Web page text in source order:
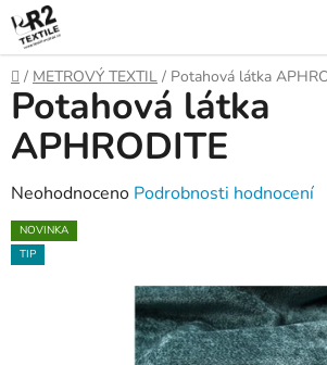
Přejít
na
obsah
Domů
/ METROVÝ TEXTIL / Potahová látka
Potahová látka
APHRODITE
Průměrné
hodnocení
produktu
Neohodnoceno Podrobnosti hodnocení
NOVINKA
TIP